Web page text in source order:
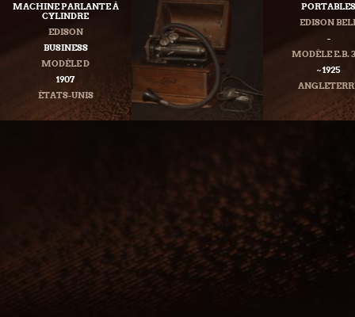
MACHINE PARLANTE À
CYLINDRE
EDISON
BUSINESS
MODÈLE D
1907
ÉTATS-UNIS
EDISON
-
MODÈLE E.B.
~ 1925